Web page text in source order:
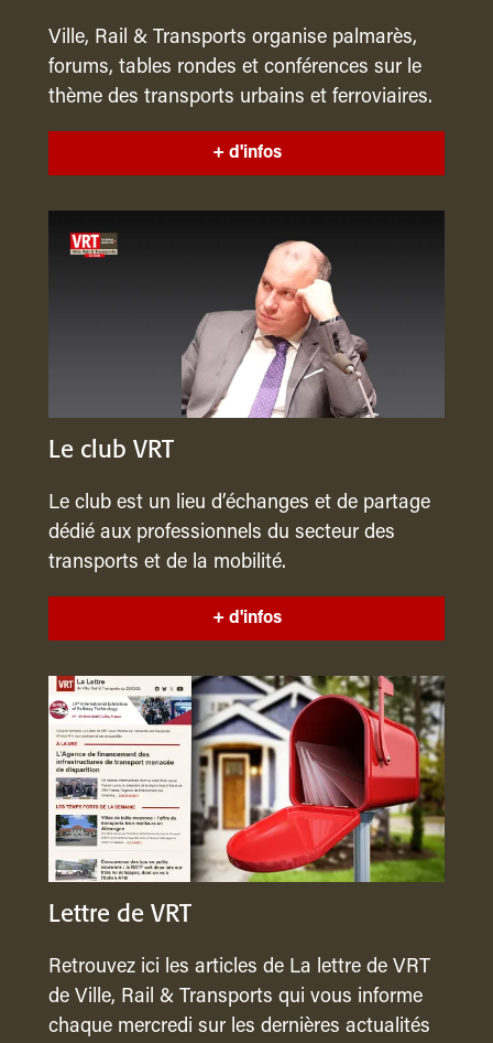
Ville, Rail & Transports organise palmarès,
forums, tables rondes et conférences sur le
thème des transports urbains et ferroviaires.
+ d'infos
Le club VRT
Le club est un lieu d’échanges et de partage
dédié aux professionnels du secteur des
transports et de la mobilité.
+ d'infos
Lettre de VRT
Retrouvez ici les articles de La lettre de VRT
de Ville, Rail & Transports qui vous informe
chaque mercredi sur les dernières actualités